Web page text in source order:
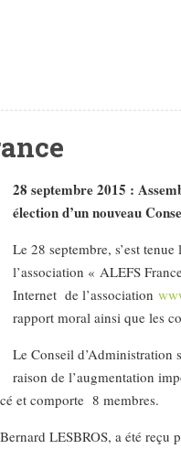
28 septembre 2015 :
élection d’un nouveau
Le 28 septembre, s’est
l’association « ALEFS
Internet de l’association
rapport moral ainsi que les
Le Conseil d’Administration
raison de l’augmentation
et comporte 8 membres.
LESBROS, a été reçu